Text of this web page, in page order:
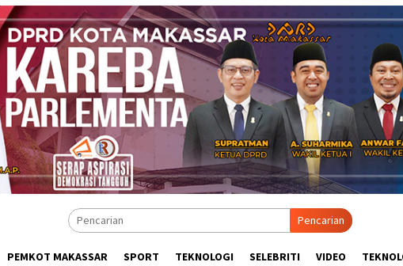
Pencarian
PEMKOT MAKASSAR SPORT TEKNOLOGI SELEBRITI VIDEO